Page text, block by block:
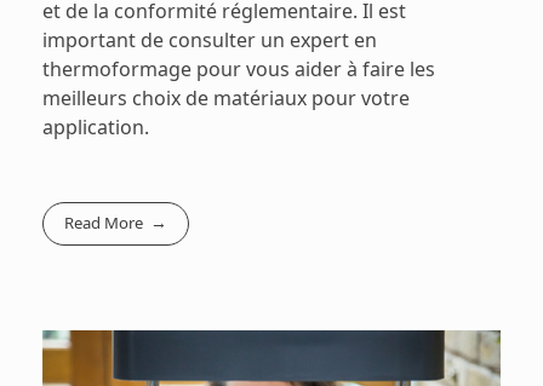
et de la conformité réglementaire. Il est
important de consulter un expert en
thermoformage pour vous aider à faire les
meilleurs choix de matériaux pour votre
application.
Read More